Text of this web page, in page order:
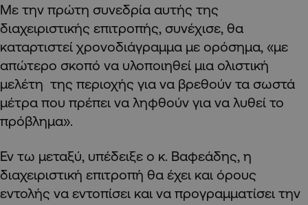
Με την πρώτη συνεδρία αυτής της
διαχειριστικής επιτροπής, συνέχισε, θα
καταρτιστεί χρονοδιάγραμμα με ορόσημα, «με
απώτερο σκοπό να υλοποιηθεί μια ολιστική
μελέτη της περιοχής για να βρεθούν τα σωστά
μέτρα που πρέπει να ληφθούν για να λυθεί το
πρόβλημα».
Εν τω μεταξύ, υπέδειξε ο κ. Βαφεάδης, η
διαχειριστική επιτροπή θα έχει και όρους
εντολής να εντοπίσει και να προγραμματίσει την